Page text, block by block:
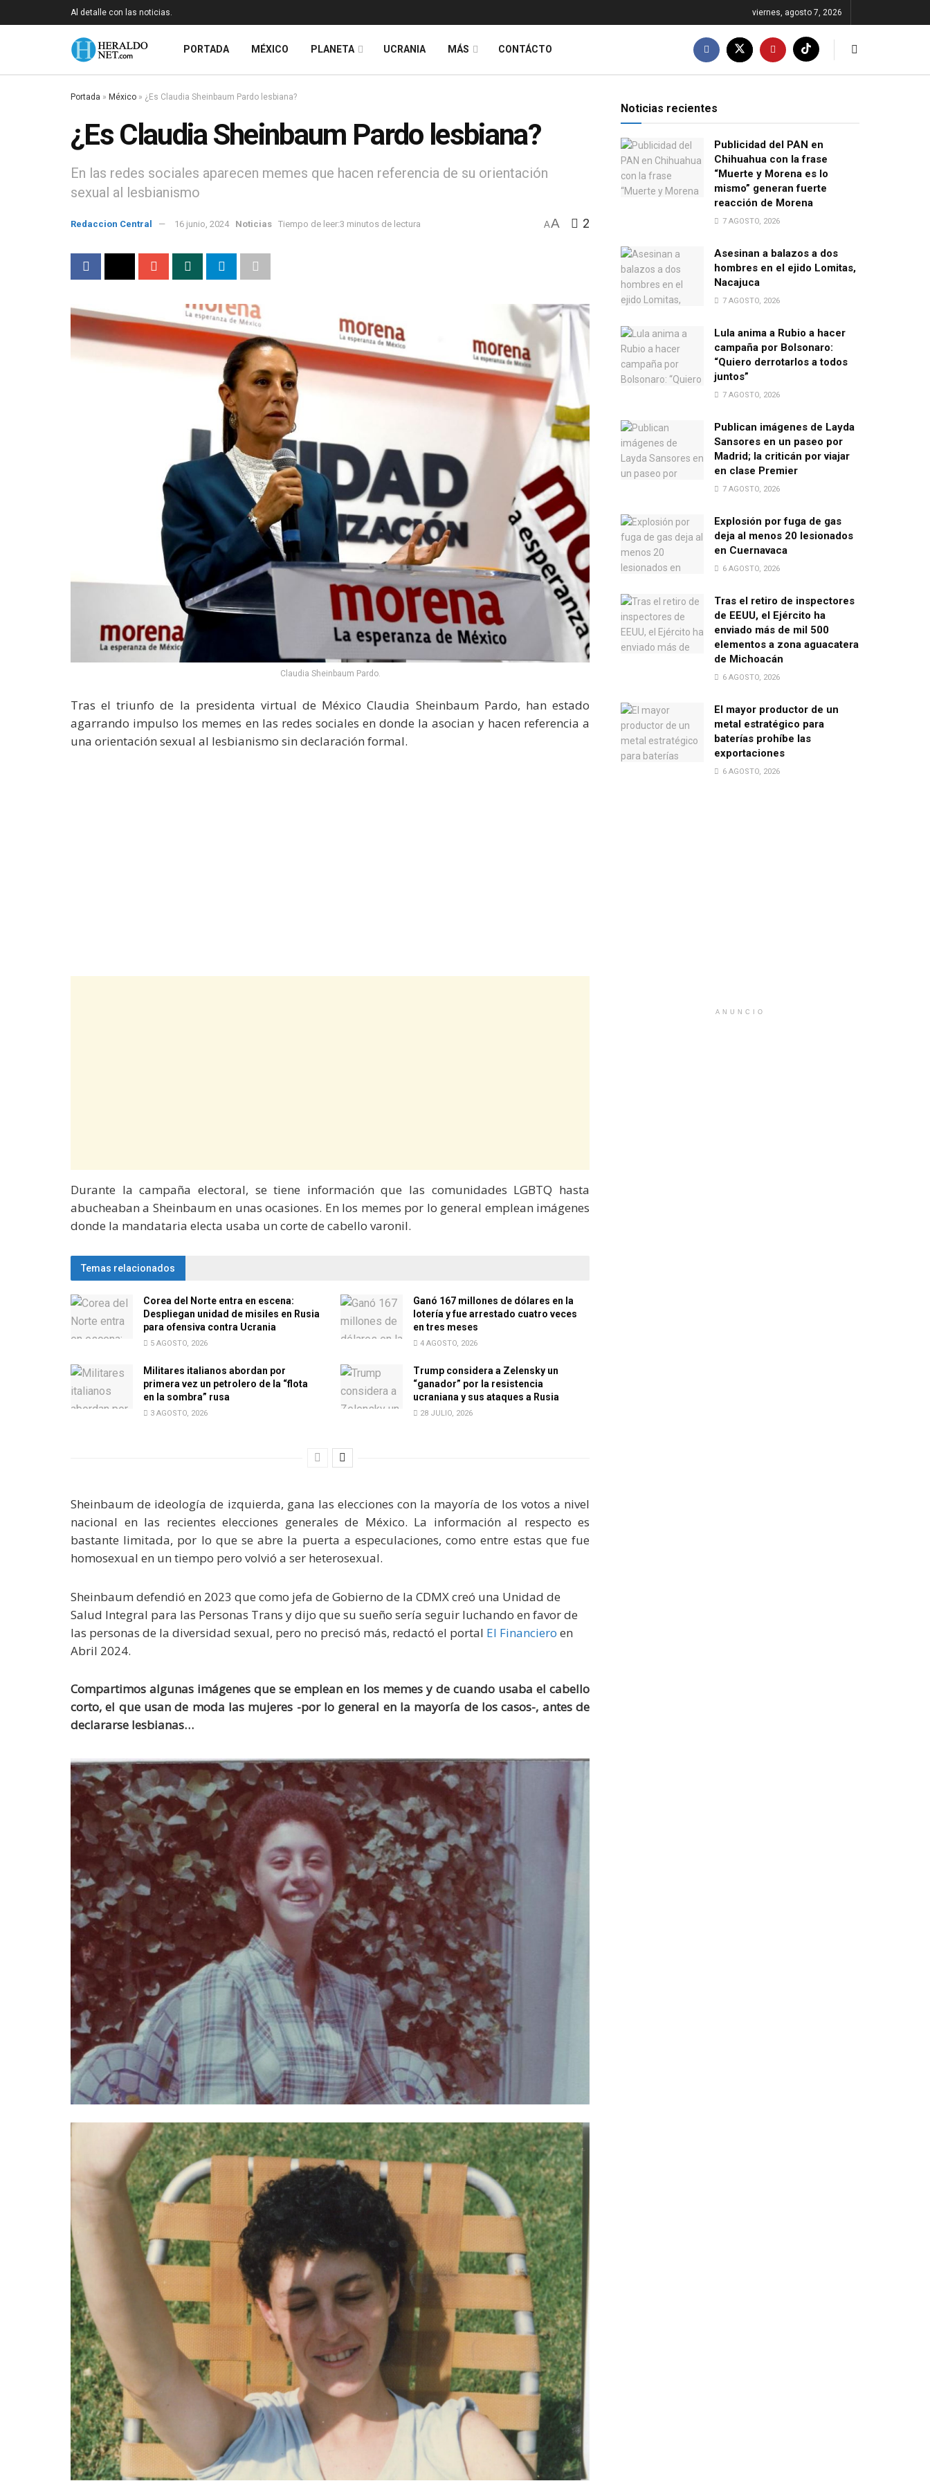
Al detalle con las noticias. viernes, agosto 7, 2026
PORTADA MÉXICO PLANETA UCRANIA MÁS CONTÁCTO
Portada » México » ¿Es Claudia Sheinbaum Pardo lesbiana?
¿Es Claudia Sheinbaum Pardo lesbiana?
En las redes sociales aparecen memes que hacen referencia de su orientación
sexual al lesbianismo
Redaccion Central 16 junio, 2024 Noticias Tiempo de leer:3 minutos de lectura AA 2
Claudia Sheinbaum Pardo.
Tras el triunfo de la presidenta virtual de México Claudia Sheinbaum Pardo, han estado
agarrando impulso los memes en las redes sociales en donde la asocian y hacen referencia a
una orientación sexual al lesbianismo sin declaración formal.
Durante la campaña electoral, se tiene información que las comunidades LGBTQ hasta
abucheaban a Sheinbaum en unas ocasiones. En los memes por lo general emplean imágenes
donde la mandataria electa usaba un corte de cabello varonil.
Temas relacionados
Corea del Norte entra en escena:
Despliegan unidad de misiles en Rusia
para ofensiva contra Ucrania
5 AGOSTO, 2026
Ganó 167 millones de dólares en la
lotería y fue arrestado cuatro veces
en tres meses
4 AGOSTO, 2026
Militares italianos abordan por
primera vez un petrolero de la “flota
en la sombra” rusa
3 AGOSTO, 2026
Trump considera a Zelensky un
“ganador” por la resistencia
ucraniana y sus ataques a Rusia
28 JULIO, 2026
Sheinbaum de ideología de izquierda, gana las elecciones con la mayoría de los votos a nivel
nacional en las recientes elecciones generales de México. La información al respecto es
bastante limitada, por lo que se abre la puerta a especulaciones, como entre estas que fue
homosexual en un tiempo pero volvió a ser heterosexual.
Sheinbaum defendió en 2023 que como jefa de Gobierno de la CDMX creó una Unidad de
Salud Integral para las Personas Trans y dijo que su sueño sería seguir luchando en favor de
las personas de la diversidad sexual, pero no precisó más, redactó el portal El Financiero en
Abril 2024.
Compartimos algunas imágenes que se emplean en los memes y de cuando usaba el cabello
corto, el que usan de moda las mujeres -por lo general en la mayoría de los casos-, antes de
declararse lesbianas…
Noticias recientes
Publicidad del PAN en
Chihuahua con la frase
“Muerte y Morena es lo
mismo” generan fuerte
reacción de Morena
7 AGOSTO, 2026
Asesinan a balazos a dos
hombres en el ejido Lomitas,
Nacajuca
7 AGOSTO, 2026
Lula anima a Rubio a hacer
campaña por Bolsonaro:
“Quiero derrotarlos a todos
juntos”
7 AGOSTO, 2026
Publican imágenes de Layda
Sansores en un paseo por
Madrid; la criticán por viajar
en clase Premier
7 AGOSTO, 2026
Explosión por fuga de gas
deja al menos 20 lesionados
en Cuernavaca
6 AGOSTO, 2026
Tras el retiro de inspectores
de EEUU, el Ejército ha
enviado más de mil 500
elementos a zona aguacatera
de Michoacán
6 AGOSTO, 2026
El mayor productor de un
metal estratégico para
baterías prohíbe las
exportaciones
6 AGOSTO, 2026
ANUNCIO